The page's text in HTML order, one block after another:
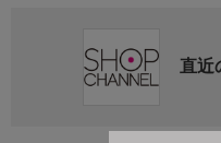
直近